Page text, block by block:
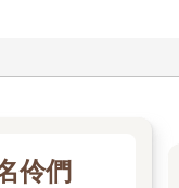
伶們